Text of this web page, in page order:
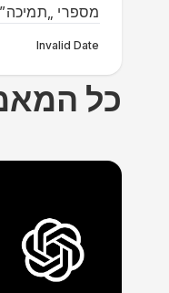
מספרי „תמיכה”
Invalid Date
כל